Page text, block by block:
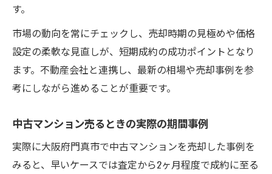
す。
市場の動向を常にチェックし、売却時期の見極めや価格
設定の柔軟な見直しが、短期成約の成功ポイントとなり
ます。不動産会社と連携し、最新の相場や売却事例を参
考にしながら進めることが重要です。
中古マンション売るときの実際の期間事例
実際に大阪府門真市で中古マンションを売却した事例を
みると、早いケースでは査定から2ヶ月程度で成約に至る